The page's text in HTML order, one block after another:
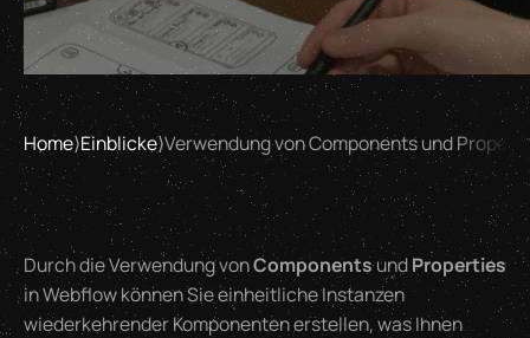
Home⟩Einblicke⟩Verwendung von Components und
Durch die Verwendung vonComponentsundProperties
in Webflow können Sie einheitliche Instanzen
wiederkehrender Komponenten erstellen, was Ihnen